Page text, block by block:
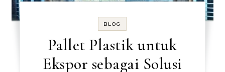
BLOG
Pallet Plastik untuk
Ekspor sebagai Solusi